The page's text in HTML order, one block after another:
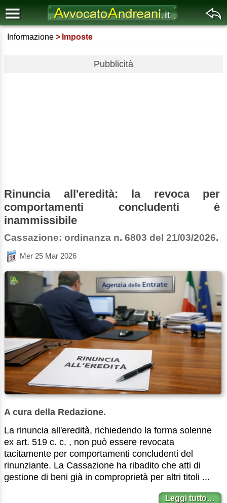
Informazione Imposte
Pubblicità
Rinuncia all'eredità: la revoca per
comportamenti concludenti è
inammissibile
Cassazione: ordinanza n. 6803 del 21/03/2026.
Mer 25 Mar 2026
A cura della Redazione.
La rinuncia all'eredità, richiedendo la forma solenne
ex art. 519 c. c. , non può essere revocata
tacitamente per comportamenti concludenti del
rinunziante. La Cassazione ha ribadito che atti di
gestione di beni già in comproprietà per altri titoli ...
Leggi tutto…